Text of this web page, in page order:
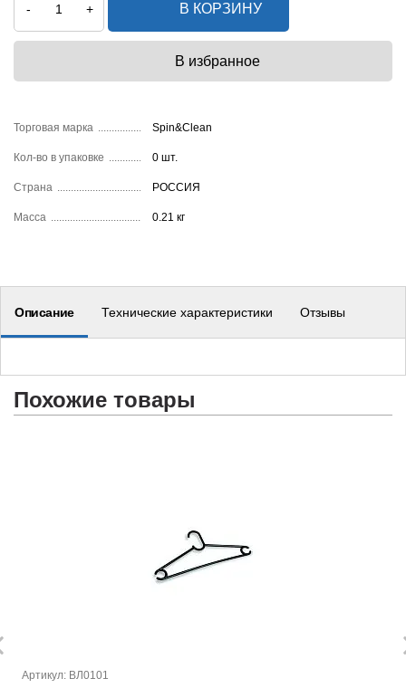
Торговая марка Spin&Clean
Кол-во в упаковке 0 шт.
Страна РОССИЯ
Масса 0.21 кг
- + В КОРЗИНУ
Описание Технические характеристики Отзывы
Похожие товары
Артикул: ВЛ0101